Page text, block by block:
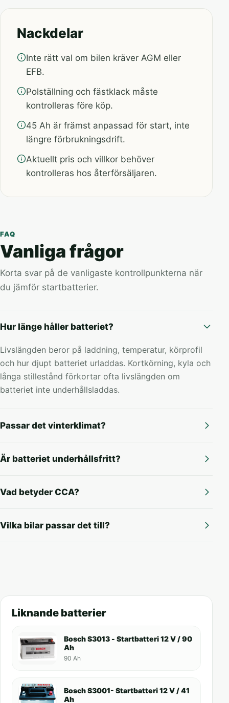
Nackdelar
Inte rätt val om bilen kräver AGM eller
EFB.
Polställning och fästklack måste
kontrolleras före köp.
45 Ah är främst anpassad för start, inte
längre förbrukningsdrift.
Aktuellt pris och villkor behöver
kontrolleras hos återförsäljaren.
FAQ
Vanliga frågor
Korta svar på de vanligaste kontrollpunkterna när
du jämför startbatterier.
Hur länge håller batteriet?
Livslängden beror på laddning, temperatur, körprofil
och hur djupt batteriet urladdas. Kortkörning, kyla och
långa stillestånd förkortar ofta livslängden om
batteriet inte underhållsladdas.
Passar det vinterklimat?
Är batteriet underhållsfritt?
Vad betyder CCA?
Vilka bilar passar det till?
Liknande batterier
Bosch S3013 - Startbatteri 12 V / 90
Ah
90 Ah
Bosch S3001- Startbatteri 12 V / 41
Ah